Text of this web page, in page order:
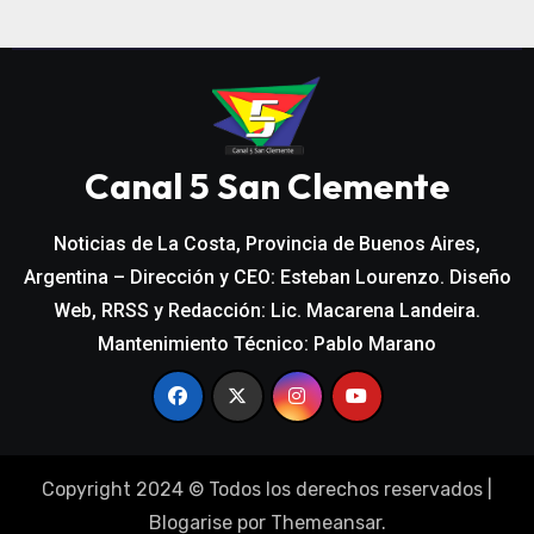
Canal 5 San Clemente
Noticias de La Costa, Provincia de Buenos Aires,
Argentina – Dirección y CEO: Esteban Lourenzo. Diseño
Web, RRSS y Redacción: Lic. Macarena Landeira.
Mantenimiento Técnico: Pablo Marano
Copyright 2024 © Todos los derechos reservados
Blogarisepor Themeansar.